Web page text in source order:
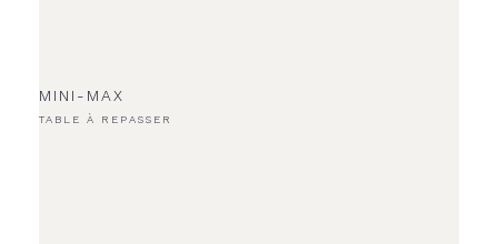
MINI-MAX
TABLE À REPASSER